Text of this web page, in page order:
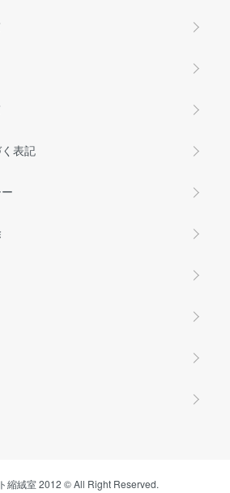
表記
縮絨室 2012 © All Right Reserved.